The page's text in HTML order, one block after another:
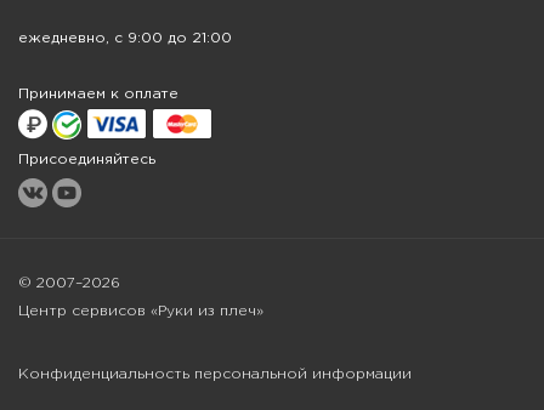
ежедневно, с 9:00 до 21:00
Принимаем к оплате
Присоединяйтесь
© 2007–2026
Центр сервисов «Руки из плеч»
Конфиденциальность персональной информации